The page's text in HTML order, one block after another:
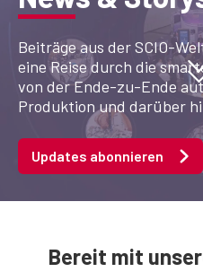
Beiträge aus der SCIO-
eine Reise durch die
von der Ende-zu-Ende
Produktion und darüber
Updates abonnieren
Bereit mit